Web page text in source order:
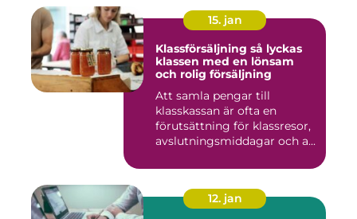
15. jan
Klassförsäljning så lyckas
klassen med en lönsam
och rolig försäljning
Att samla pengar till
klasskassan är ofta en
förutsättning för klassresor,
avslutningsmiddagar och a...
12. jan